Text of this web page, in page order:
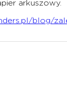
arkuszowy.
blog/